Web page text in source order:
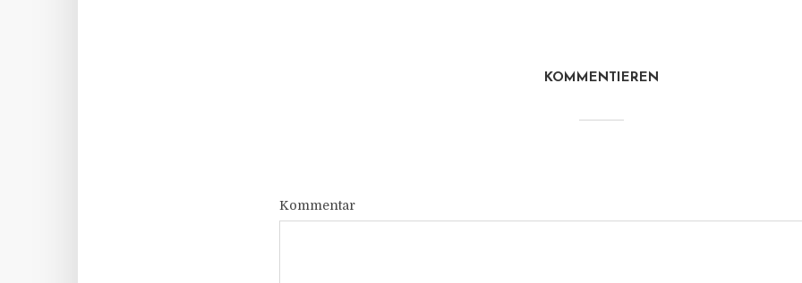
KOMMENTIEREN
Kommentar